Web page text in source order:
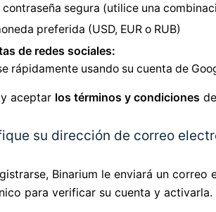
contraseña segura (utilice una
preferida (USD, EUR o RUB)
de redes sociales:
rápidamente usando su cuenta de
aceptar los términos y condiciones
su dirección de correo
Binarium le enviará un
para verificar su cuenta y activarla.